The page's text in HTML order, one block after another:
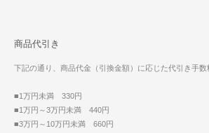
商品代引き
下記の通り、商品代金（引換金額）に応じた代引き手数
■1万円未満 330円
■1万円～3万円未満 440円
■3万円～10万円未満 660円